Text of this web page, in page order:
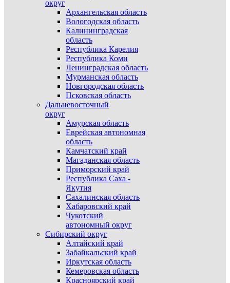
округ
Архангельская область
Вологодская область
Калининградская
область
Республика Карелия
Республика Коми
Ленинградская область
Мурманская область
Новгородская область
Псковская область
Дальневосточный
округ
Амурская область
Еврейская автономная
область
Камчатский край
Магаданская область
Приморский край
Республика Саха -
Якутия
Сахалинская область
Хабаровский край
Чукотский
автономный округ
Сибирский округ
Алтайский край
Забайкальский край
Иркутская область
Кемеровская область
Красноярский край